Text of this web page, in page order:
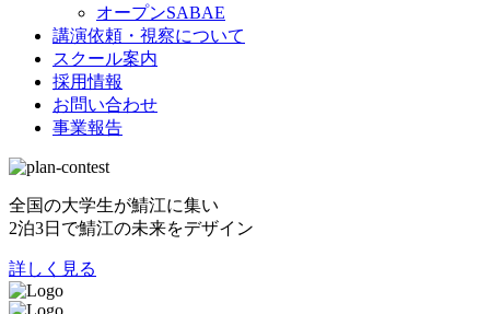
オープンSABAE
講演依頼・視察について
スクール案内
採用情報
お問い合わせ
事業報告
全国の大学生が鯖江に集い
2泊3日で鯖江の未来をデザイン
詳しく見る